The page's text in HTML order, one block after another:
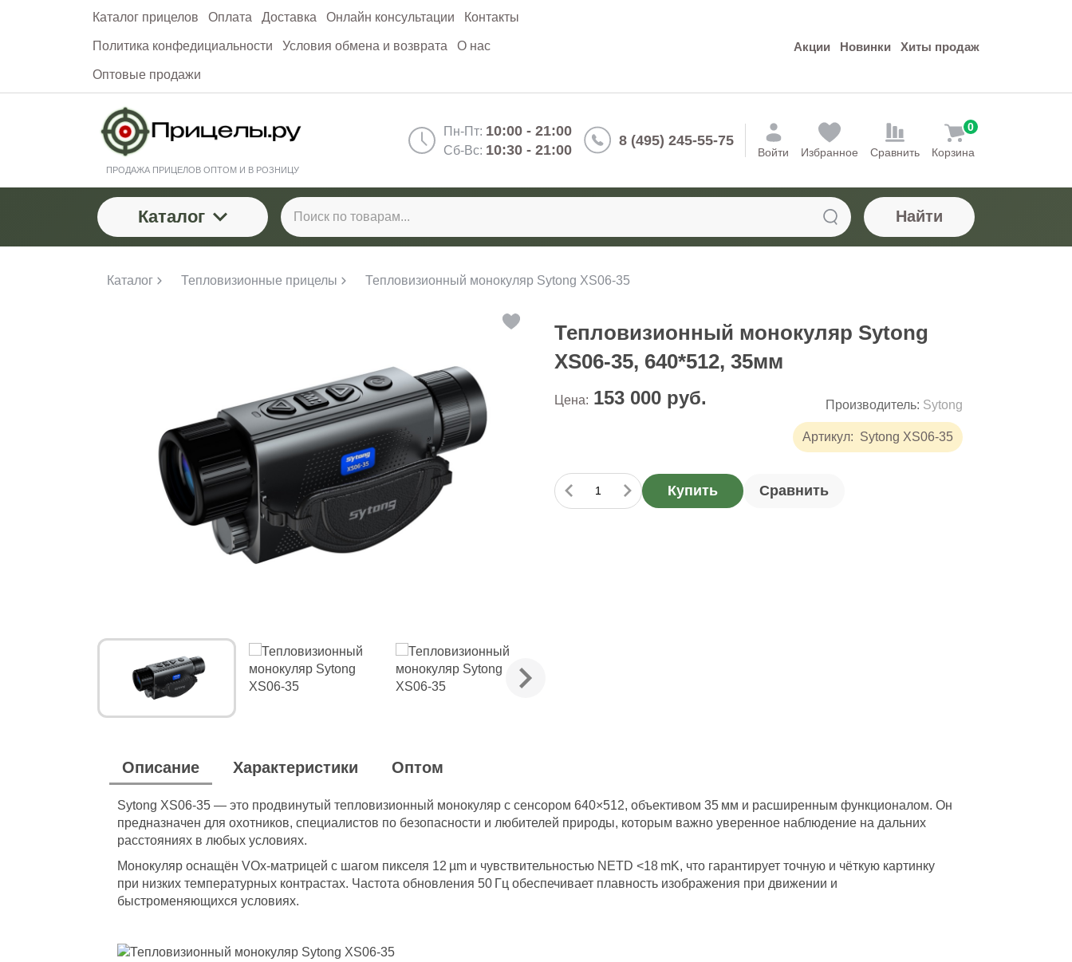
Каталог прицелов Оплата Доставка Онлайн консультации Контакты
Политика конфедициальности Условия обмена и возврата О нас
Оптовые продажи
Акции Новинки Хиты продаж
ПРОДАЖА ПРИЦЕЛОВ ОПТОМ И В РОЗНИЦУ
Пн-Пт: 10:00 - 21:00
Сб-Вс: 10:30 - 21:00
8 (495) 245-55-75
Войти Избранное Сравнить Корзина
0
Каталог Найти
Каталог Тепловизионные прицелы Тепловизионный монокуляр Sytong XS06-35
Тепловизионный монокуляр Sytong
XS06-35, 640*512, 35мм
Производитель: Sytong
Артикул: Sytong XS06-35
Цена: 153 000 руб.
Купить Сравнить
Описание Характеристики Оптом
Sytong XS06‑35 — это продвинутый тепловизионный монокуляр с сенсором 640×512, объективом 35 мм и расширенным функционалом. Он
предназначен для охотников, специалистов по безопасности и любителей природы, которым важно уверенное наблюдение на дальних
расстояниях в любых условиях.
Монокуляр оснащён VOx-матрицей с шагом пикселя 12 µm и чувствительностью NETD <18 mK, что гарантирует точную и чёткую картинку
при низких температурных контрастах. Частота обновления 50 Гц обеспечивает плавность изображения при движении и
быстроменяющихся условиях.